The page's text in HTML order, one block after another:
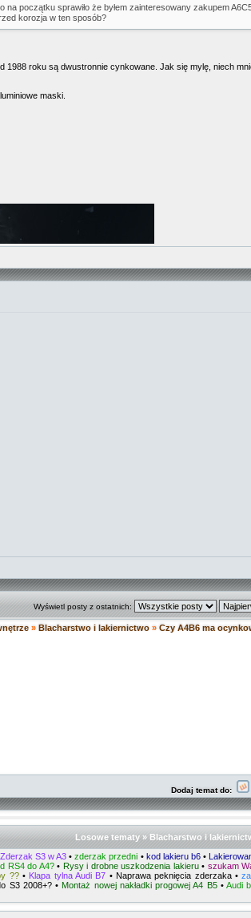
na początku sprawiło że byłem zainteresowany zakupem
korozja w ten sposób?
1988 roku są dwustronnie cynkowane. Jak się mylę, niech
maski.
Wyświetl posty z ostatnich:
» Blacharstwo i lakiernictwo » Czy A4B6 ma
Dodaj temat do:
Losowe tematy » Blacharstwo i
Zderzak S3 w A3 •zderzak przedni • kod lakieru b6 •
RS4 do A4?• Rysy i drobne uszkodzenia lakieru• szukam
??• Klapa tylna Audi B7 • Naprawa peknięcia zderzaka•
S3 2008+?• Montaż nowej nakładki progowej A4 B5• Audi